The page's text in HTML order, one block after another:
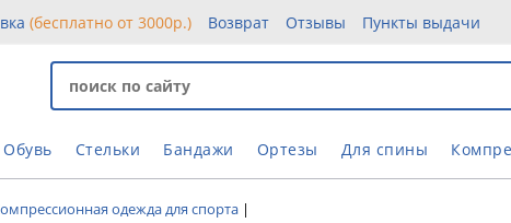
(бесплатно от 3000р.) Возврат Отзывы Пункты выдачи
Обувь Стельки Бандажи Ортезы Для спины
одежда для спорта |